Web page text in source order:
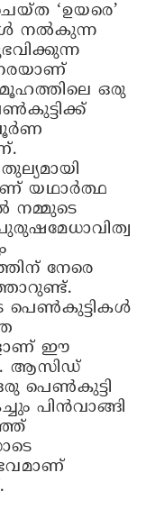
‘ഉയരെ’
നല്‍കുന്ന
ഒരു
യഥാര്‍ത്ഥ
നമ്മുടെ
നേരെ
പെണ്‍കുട്ടികള്‍
ഈ
ആസിഡ്
പെണ്‍കുട്ടി
പിന്‍വാങ്ങി